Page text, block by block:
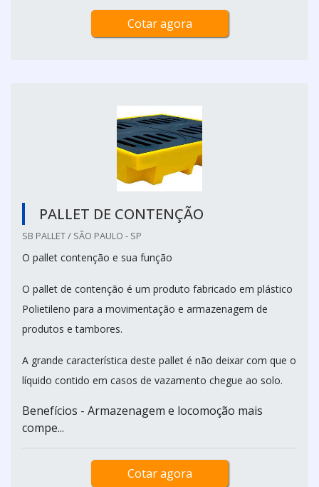
Cotar agora
PALLET DE CONTENÇÃO
SB PALLET / SÃO PAULO - SP
O pallet contenção e sua função
O pallet de contenção é um produto fabricado em plástico
Polietileno para a movimentação e armazenagem de
produtos e tambores.
A grande característica deste pallet é não deixar com que o
líquido contido em casos de vazamento chegue ao solo.
Benefícios - Armazenagem e locomoção mais
compe...
Cotar agora